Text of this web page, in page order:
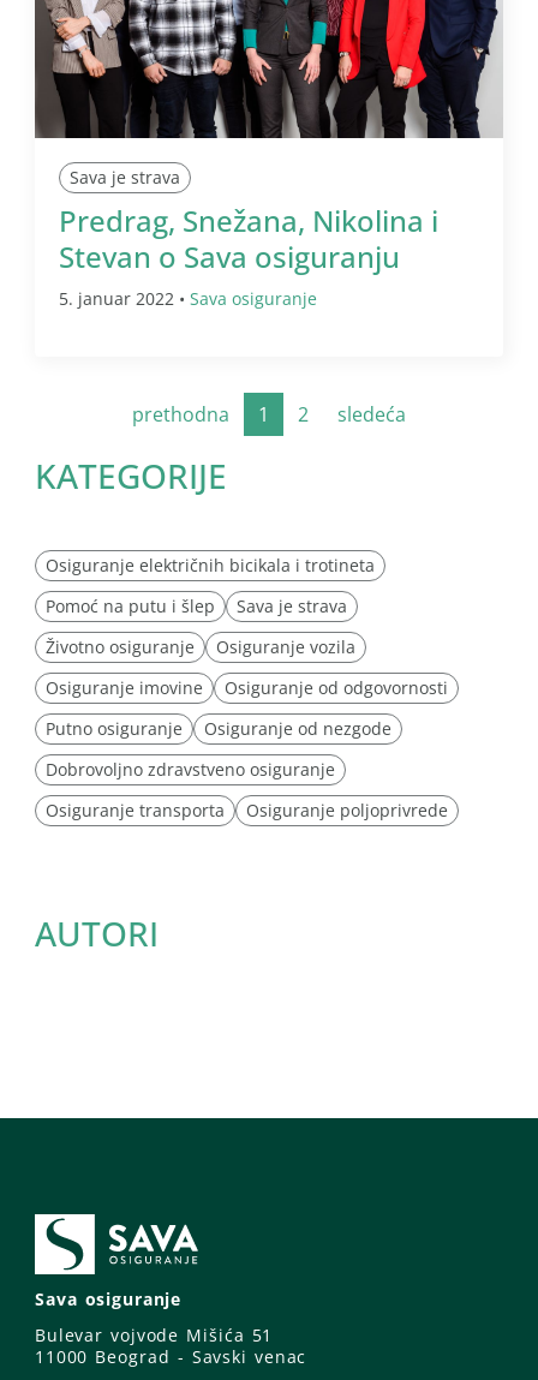
Sava je strava
Predrag, Snežana, Nikolina i
Stevan o Sava osiguranju
5. januar 2022 • Sava osiguranje
prethodna 1 2 sledeća
KATEGORIJE
Osiguranje električnih bicikala i trotineta
Pomoć na putu i šlep
Sava je strava
Životno osiguranje
Osiguranje vozila
Osiguranje imovine
Osiguranje od odgovornosti
Putno osiguranje
Osiguranje od nezgode
Dobrovoljno zdravstveno osiguranje
Osiguranje transporta
Osiguranje poljoprivrede
AUTORI
Sava osiguranje
Bulevar vojvode Mišića 51
11000 Beograd - Savski venac